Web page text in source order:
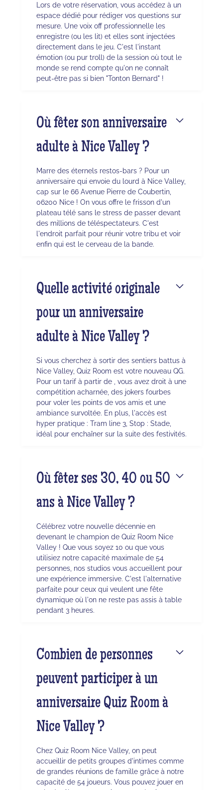
Lors de votre réservation, vous accédez à un
espace dédié pour rédiger vos questions sur
mesure. Une voix off professionnelle les
enregistre (ou les lit) et elles sont injectées
directement dans le jeu. C'est l'instant
émotion (ou pur troll) de la session où tout le
monde se rend compte qu'on ne connaît
peut-être pas si bien "Tonton Bernard" !
Où fêter son anniversaire
adulte à Nice Valley ?
Marre des éternels restos-bars ? Pour un
anniversaire qui envoie du lourd à Nice Valley,
cap sur le 66 Avenue Pierre de Coubertin,
06200 Nice ! On vous offre le frisson d'un
plateau télé sans le stress de passer devant
des millions de téléspectateurs. C'est
l'endroit parfait pour réunir votre tribu et voir
enfin qui est le cerveau de la bande.
Quelle activité originale
pour un anniversaire
adulte à Nice Valley ?
Si vous cherchez à sortir des sentiers battus à
Nice Valley, Quiz Room est votre nouveau QG.
Pour un tarif à partir de , vous avez droit à une
compétition acharnée, des jokers fourbes
pour voler les points de vos amis et une
ambiance survoltée. En plus, l'accès est
hyper pratique : Tram line 3, Stop : Stade,
idéal pour enchaîner sur la suite des festivités.
Où fêter ses 30, 40 ou 50
ans à Nice Valley ?
Célébrez votre nouvelle décennie en
devenant le champion de Quiz Room Nice
Valley ! Que vous soyez 10 ou que vous
utilisiez notre capacité maximale de 54
personnes, nos studios vous accueillent pour
une expérience immersive. C'est l'alternative
parfaite pour ceux qui veulent une fête
dynamique où l'on ne reste pas assis à table
pendant 3 heures.
Combien de personnes
peuvent participer à un
anniversaire Quiz Room à
Nice Valley ?
Chez Quiz Room Nice Valley, on peut
accueillir de petits groupes d'intimes comme
de grandes réunions de famille grâce à notre
capacité de 54 joueurs. Vous pouvez jouer en